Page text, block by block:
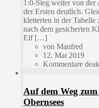
1:0-Sieg weiter von der
der Ersten deutlich.
kletterten in der Tabelle
nach dem gesicherten
Elf […]
von Manfred
12. Mai 2019
Kommentare
Auf dem Weg zum
Obernsees